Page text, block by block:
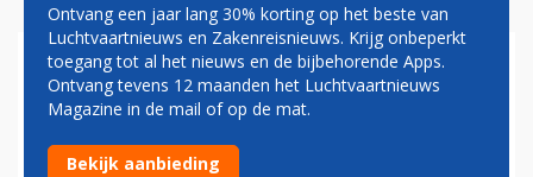
OMAN
Airbus A320 (opnieuw) via dezelfde achterdeur in
Ontvang een jaar lang 30% korting op het beste van
Luchtvaartnieuws en Zakenreisnieuws. Krijg onbeperkt
toegang tot al het nieuws en de bijbehorende Apps.
Ontvang tevens 12 maanden het Luchtvaartnieuws
Magazine in de mail of op de mat.
Bekijk aanbieding